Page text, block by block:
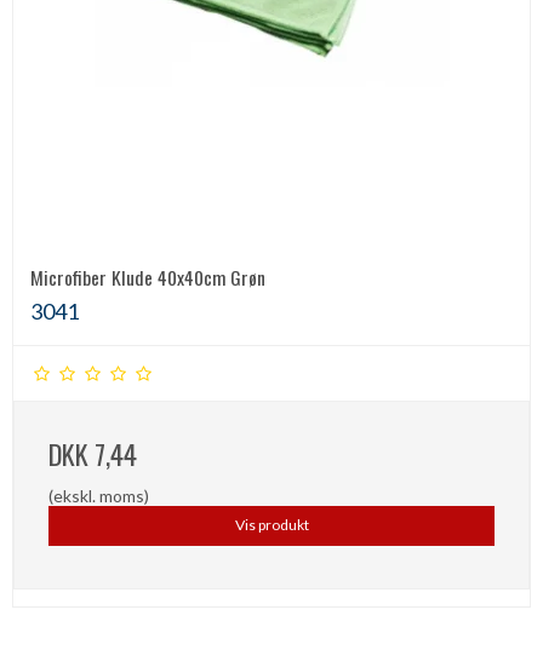
Microfiber Klude 40x40cm Grøn
3041
DKK 7,44
(ekskl. moms)
Vis produkt